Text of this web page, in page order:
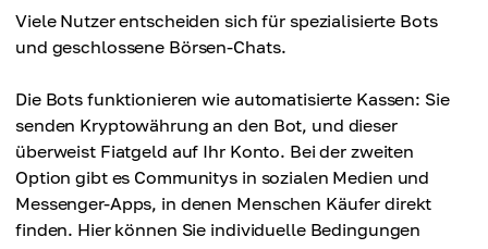
Viele Nutzer entscheiden sich für spezialisierte Bots
und geschlossene Börsen-Chats.
Die Bots funktionieren wie automatisierte Kassen: Sie
senden Kryptowährung an den Bot, und dieser
überweist Fiatgeld auf Ihr Konto. Bei der zweiten
Option gibt es Communitys in sozialen Medien und
Messenger-Apps, in denen Menschen Käufer direkt
finden. Hier können Sie individuelle Bedingungen